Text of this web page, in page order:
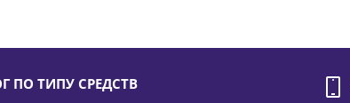
ПО ТИПУ СРЕДСТВ